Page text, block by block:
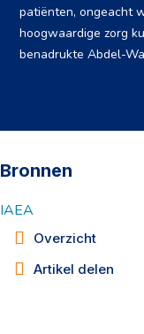
patiënten, ongeacht
hoogwaardige zorg
benadrukte Abdel-
Bronnen
IAEA
Overzicht
Artikel delen